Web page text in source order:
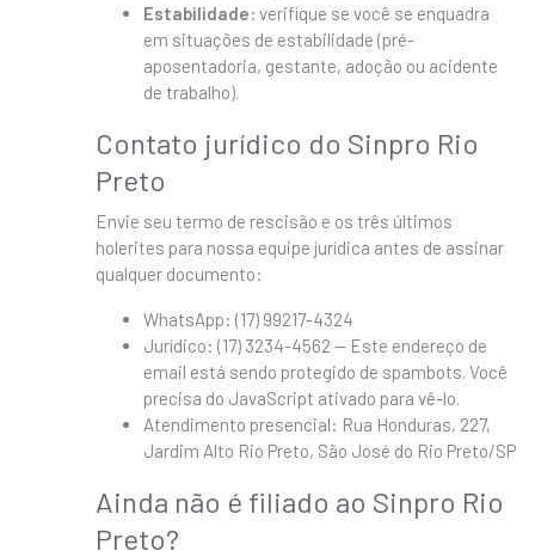
Estabilidade: verifique se você se enquadra
em situações de estabilidade (pré-
aposentadoria, gestante, adoção ou acidente
de trabalho).
Contato jurídico do Sinpro Rio
Preto
Envie seu termo de rescisão e os três últimos
holerites para nossa equipe jurídica antes de assinar
qualquer documento:
WhatsApp: (17) 99217-4324
Jurídico: (17) 3234-4562 — Este endereço de
email está sendo protegido de spambots. Você
precisa do JavaScript ativado para vê-lo.
Atendimento presencial: Rua Honduras, 227,
Jardim Alto Rio Preto, São José do Rio Preto/SP
Ainda não é filiado ao Sinpro Rio
Preto?